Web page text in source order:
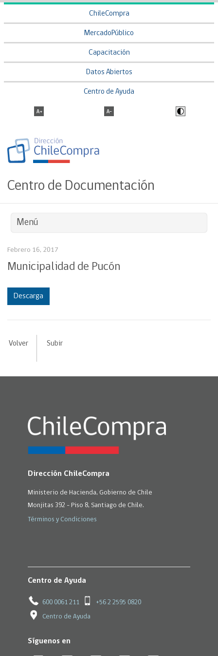
ChileCompra
MercadoPúblico
Capacitación
Datos Abiertos
Centro de Ayuda
Centro de Documentación
Menú
Febrero 16, 2017
Municipalidad de Pucón
Descarga
Volver Subir
Dirección ChileCompra
Ministerio de Hacienda, Gobierno de Chile
Monjitas 392 - Piso 8, Santiago de Chile.
Términos y Condiciones
Centro de Ayuda
600 0061 211 +56 2 2595 0820
Centro de Ayuda
Síguenos en